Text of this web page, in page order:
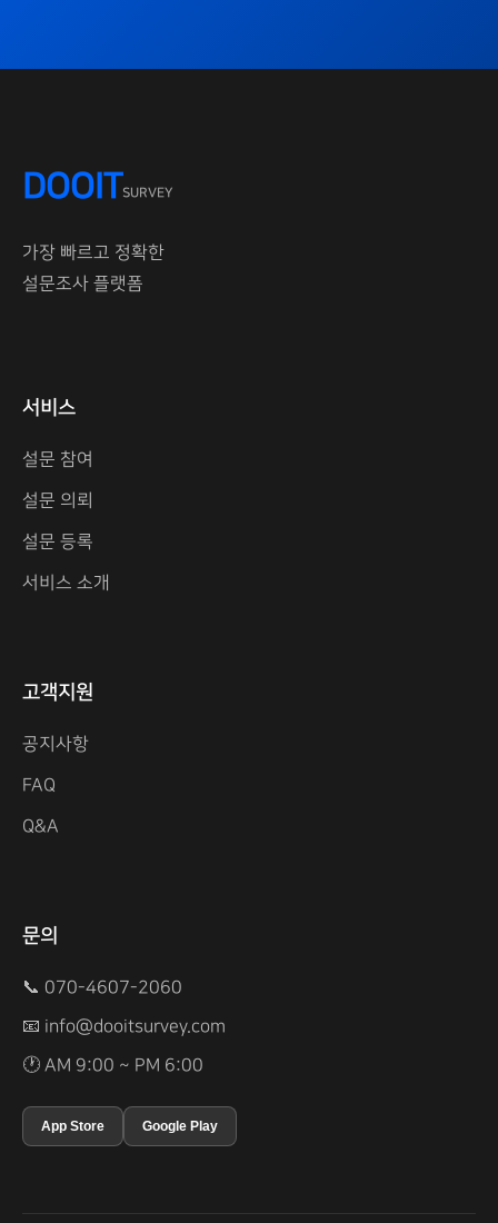
DOOITSURVEY
가장 빠르고 정확한
설문조사 플랫폼
서비스
설문 참여
설문 의뢰
설문 등록
서비스 소개
고객지원
공지사항
FAQ
Q&A
문의
📞 070-4607-2060
📧 info@dooitsurvey.com
🕐 AM 9:00 ~ PM 6:00
App Store Google Play